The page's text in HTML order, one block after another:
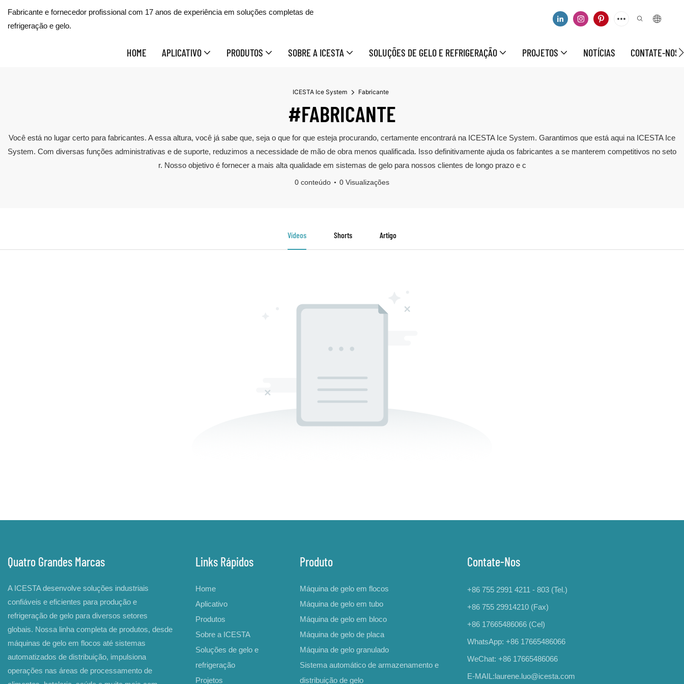
Fabricante e fornecedor profissional com 17 anos de experiência em soluções completas de
refrigeração e gelo.
HOME APLICATIVO PRODUTOS SOBRE A ICESTA SOLUÇÕES DE GELO E REFRIGERAÇÃO PROJETOS NOTÍCIAS CONTATE-NOS
ICESTA Ice System Fabricante
#FABRICANTE
Você está no lugar certo para fabricantes. A essa altura, você já sabe que, seja o que for que esteja procurando, certamente encontrará na ICESTA Ice System. Garantimos que está aqui na ICESTA Ice
System. Com diversas funções administrativas e de suporte, reduzimos a necessidade de mão de obra menos qualificada. Isso definitivamente ajuda os fabricantes a se manterem competitivos no seto
r. Nosso objetivo é fornecer a mais alta qualidade em sistemas de gelo para nossos clientes de longo prazo e c
0 conteúdo 0 Visualizações
Vídeos Shorts Artigo
Quatro Grandes Marcas
A ICESTA desenvolve soluções industriais
confiáveis ​​e eficientes para produção e
refrigeração de gelo para diversos setores
globais. Nossa linha completa de produtos, desde
máquinas de gelo em flocos até sistemas
automatizados de distribuição, impulsiona
operações nas áreas de processamento de
Links Rápidos
Home
Aplicativo
Produtos
Sobre a ICESTA
Soluções de gelo e
refrigeração
Projetos
Produto
Máquina de gelo em flocos
Máquina de gelo em tubo
Máquina de gelo em bloco
Máquina de gelo de placa
Máquina de gelo granulado
Sistema automático de armazenamento e
distribuição de gelo
Contate-Nos
+86 755 2991 4211 - 803 (Tel.)
+86 755 29914210 (Fax)
+86 17665486066 (Cel)
WhatsApp: +86 17665486066
WeChat: +86 17665486066
E-MAIL:laurene.luo@icesta.com